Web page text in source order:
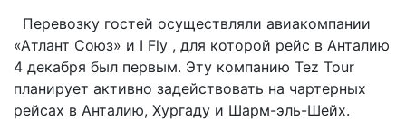
Перевозку гостей осуществляли авиакомпании
«Атлант Союз» и I Fly , для которой рейс в Анталию
4 декабря был первым. Эту компанию Tez Tour
планирует активно задействовать на чартерных
рейсах в Анталию, Хургаду и Шарм-эль-Шейх.